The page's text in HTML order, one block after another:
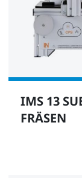
IMS 13
FRÄSEN